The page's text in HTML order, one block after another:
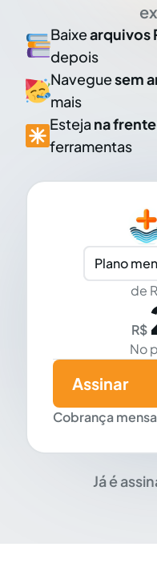
Baixearquivos
depois
Naveguesem
mais
Esteja na frente
ferramentas
Plano
de
R$
No
Cobrança
Assinar
Já é